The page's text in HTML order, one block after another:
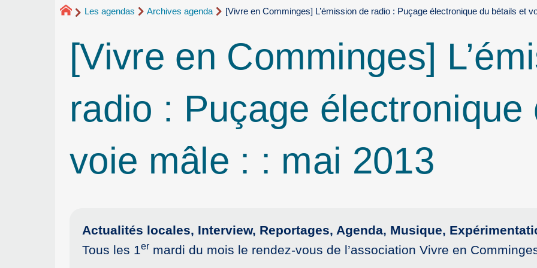
Les agendas Archives agenda [Vivre en Comminges] L’émission de radio : Puçage électronique du bétails et
[Vivre en Comminges]
radio : Puçage électronique
voie mâle : : mai 2013
Actualités locales, Interview, Reportages, Agenda, Musique,
Tous les 1ermardi du mois le rendez-vous de l’association Vivre en